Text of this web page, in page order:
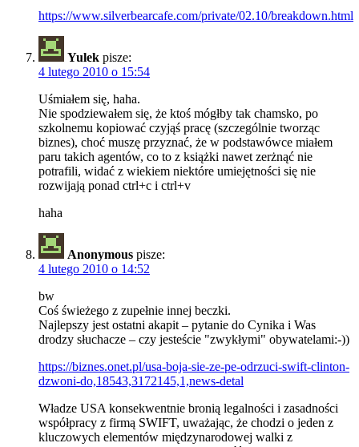
https://www.silverbearcafe.com/private/02.10/breakdown.html
Yulek pisze:
4 lutego 2010 o 15:54
Uśmiałem się, haha.
Nie spodziewałem się, że ktoś mógłby tak chamsko, po
szkolnemu kopiować czyjąś pracę (szczególnie tworząc
biznes), choć muszę przyznać, że w podstawówce miałem
paru takich agentów, co to z książki nawet zerżnąć nie
potrafili, widać z wiekiem niektóre umiejętności się nie
rozwijają ponad ctrl+c i ctrl+v
haha
Anonymous pisze:
4 lutego 2010 o 14:52
bw
Coś świeżego z zupełnie innej beczki.
Najlepszy jest ostatni akapit – pytanie do Cynika i Was
drodzy słuchacze – czy jesteście "zwykłymi" obywatelami:-))
https://biznes.onet.pl/usa-boja-sie-ze-pe-odrzuci-swift-clinton-
dzwoni-do,18543,3172145,1,news-detal
Władze USA konsekwentnie bronią legalności i zasadności
współpracy z firmą SWIFT, uważając, że chodzi o jeden z
kluczowych elementów międzynarodowej walki z